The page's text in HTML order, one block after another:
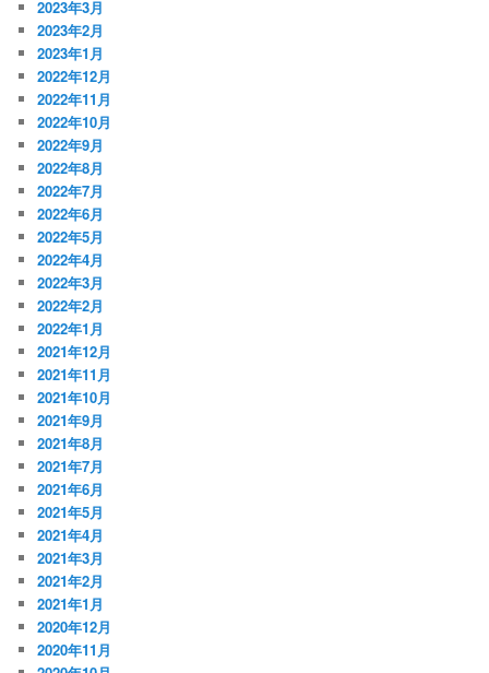
2023年3月
2023年2月
2023年1月
2022年12月
2022年11月
2022年10月
2022年9月
2022年8月
2022年7月
2022年6月
2022年5月
2022年4月
2022年3月
2022年2月
2022年1月
2021年12月
2021年11月
2021年10月
2021年9月
2021年8月
2021年7月
2021年6月
2021年5月
2021年4月
2021年3月
2021年2月
2021年1月
2020年12月
2020年11月